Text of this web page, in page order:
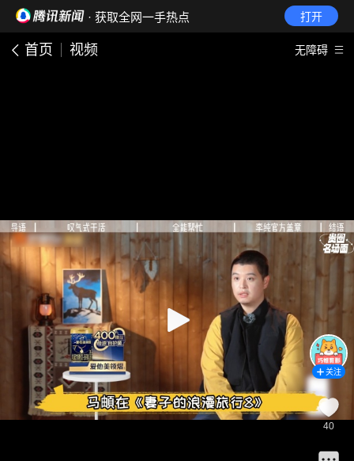
· 获取全网一手热点 打开
首页 视频 无障碍
关注
40